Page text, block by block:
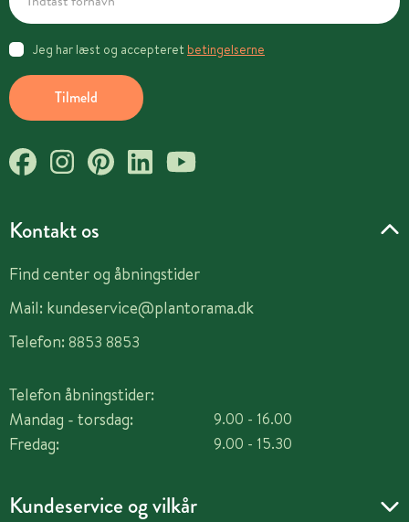
Kontakt os
Find center og åbningstider
Mail: kundeservice@plantorama.dk
Telefon: 8853 8853
Telefon åbningstider:
Mandag - torsdag:
Fredag:
9.00 - 16.00
9.00 - 15.30
Kundeservice og vilkår
Tilmeld
Jeg har læst og accepteret betingelserne